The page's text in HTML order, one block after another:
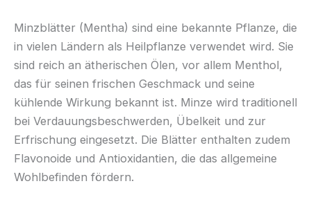
Minzblätter (Mentha) sind eine bekannte Pflanze, die
in vielen Ländern als Heilpflanze verwendet wird. Sie
sind reich an ätherischen Ölen, vor allem Menthol,
das für seinen frischen Geschmack und seine
kühlende Wirkung bekannt ist. Minze wird traditionell
bei Verdauungsbeschwerden, Übelkeit und zur
Erfrischung eingesetzt. Die Blätter enthalten zudem
Flavonoide und Antioxidantien, die das allgemeine
Wohlbefinden fördern.